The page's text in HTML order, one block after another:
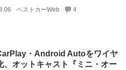
ベストカーWeb 4
・Android Autoをワイヤ
、オットキャスト『ミニ・オー